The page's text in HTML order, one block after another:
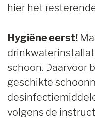
hier het
Hygiëne eerst!
schoon. Daarvoor
geschikte
volgens de